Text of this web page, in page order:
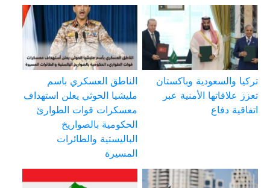
تركيا والسعودية وباكستان
تعزز علاقاتها الأمنية عبر
اتفاقية دفاع
الناطق العسكري باسم
مليشيا الحوثي يعلن استهداف
معسكرات قوات الطوارئ
الحكومية بالصواريخ
الباليستية والطائرات
المسيرة